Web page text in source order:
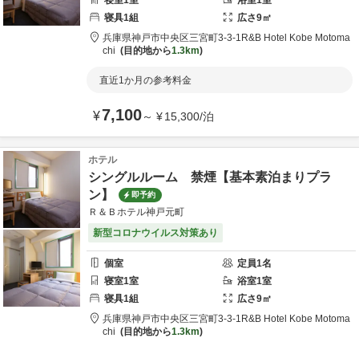
寝具1組 広さ9㎡
兵庫県神戸市中央区三宮町3-3-1 R&B Hotel Kobe Motoma
chi
目的地から1.3km
直近1か月の参考料金
¥7,100～ ¥15,300/泊
ホテル
シングルルーム 禁煙【基本素泊まりプラ
ン】
即予約
Ｒ＆Ｂホテル神戸元町
新型コロナウイルス対策あり
個室 定員1名
寝室1室 浴室1室
寝具1組 広さ9㎡
兵庫県神戸市中央区三宮町3-3-1 R&B Hotel Kobe Motoma
chi
目的地から1.3km